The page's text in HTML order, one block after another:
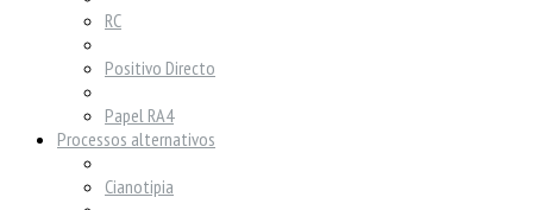
RC
Positivo Directo
Papel RA4
Processos alternativos
Cianotipia